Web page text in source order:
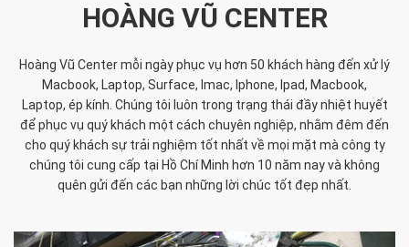
HOÀNG VŨ CENTER
Hoàng Vũ Center mỗi ngày phục vụ hơn 50 khách hàng đến xử lý
Macbook, Laptop, Surface, Imac, Iphone, Ipad, Macbook,
Laptop, ép kính. Chúng tôi luôn trong trạng thái đầy nhiệt huyết
để phục vụ quý khách một cách chuyên nghiệp, nhằm đêm đến
cho quý khách sự trải nghiệm tốt nhất về mọi mặt mà công ty
chúng tôi cung cấp tại Hồ Chí Minh hơn 10 năm nay và không
quên gửi đến các bạn những lời chúc tốt đẹp nhất.